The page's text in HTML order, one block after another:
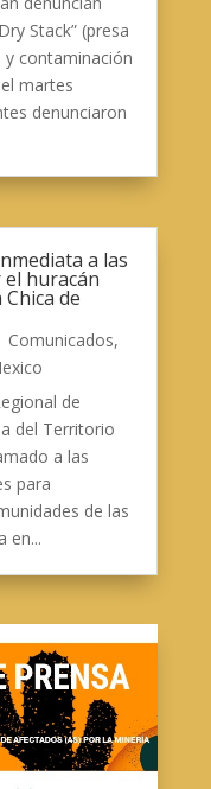
Stack” (presa
y contaminación
martes
denunciaron
a las
huracán
de
Comunicados,
de
del Territorio
a las
para
de las
en...